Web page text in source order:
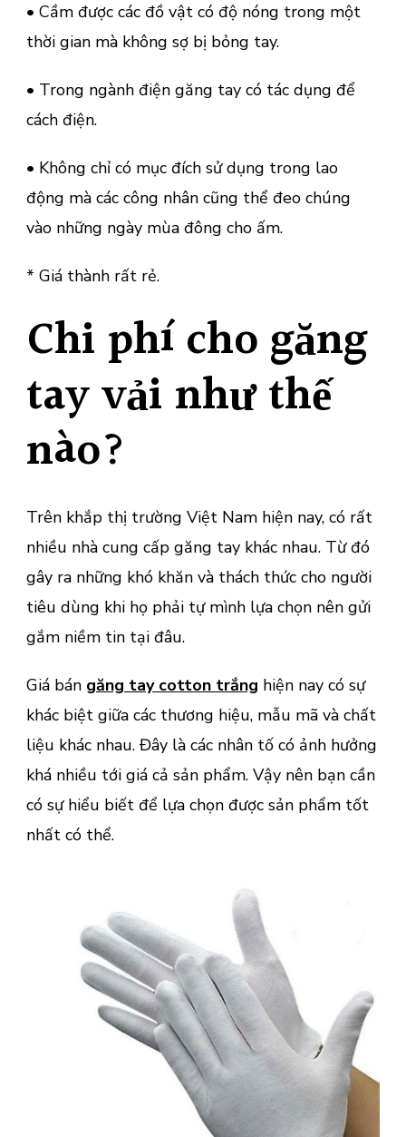
• Cầm được các đồ vật có độ nóng trong một
thời gian mà không sợ bị bỏng tay.
• Trong ngành điện găng tay có tác dụng để
cách điện.
• Không chỉ có mục đích sử dụng trong lao
động mà các công nhân cũng thể đeo chúng
vào những ngày mùa đông cho ấm.
* Giá thành rất rẻ.
Chi phí cho găng
tay vải như thế
nào?
Trên khắp thị trường Việt Nam hiện nay, có rất
nhiều nhà cung cấp găng tay khác nhau. Từ đó
gây ra những khó khăn và thách thức cho người
tiêu dùng khi họ phải tự mình lựa chọn nên gửi
gắm niềm tin tại đâu.
Giá bán găng tay cotton trắng hiện nay có sự
khác biệt giữa các thương hiệu, mẫu mã và chất
liệu khác nhau. Đây là các nhân tố có ảnh hưởng
khá nhiều tới giá cả sản phẩm. Vậy nên bạn cần
có sự hiểu biết để lựa chọn được sản phẩm tốt
nhất có thể.